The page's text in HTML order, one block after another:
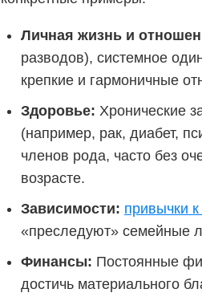
Личная жизнь и
разводов), системное
крепкие и гармоничные
Здоровье: Хронические
(например, рак, диабет,
членов рода, часто без
возрасте.
Зависимости: привычки
«преследуют» семейные
Финансы: Постоянные
достичь материального